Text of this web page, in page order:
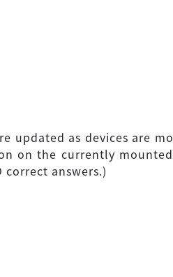
updated as devices are
on the currently
correct answers.)